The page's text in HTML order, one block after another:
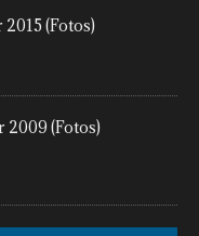
(Fotos)
2009 (Fotos)